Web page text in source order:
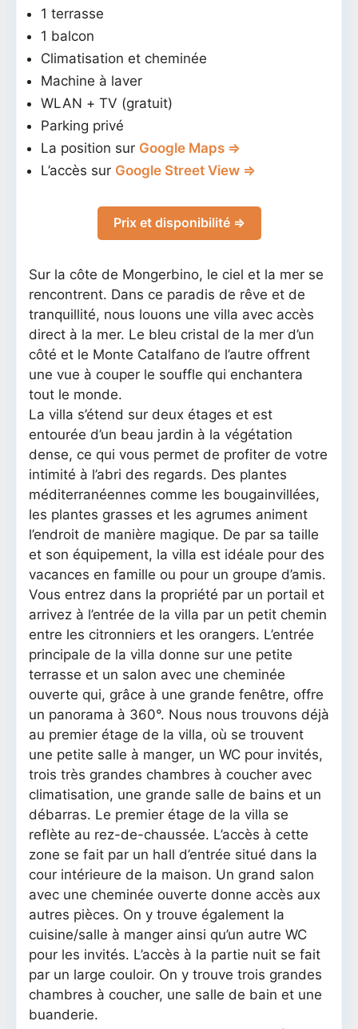
1 terrasse
1 balcon
Climatisation et cheminée
Machine à laver
WLAN + TV (gratuit)
Parking privé
La position sur Google Maps ⇒
L’accès sur Google Street View ⇒
Prix et disponibilité ⇒
Sur la côte de Mongerbino, le ciel et la mer se
rencontrent. Dans ce paradis de rêve et de
tranquillité, nous louons une villa avec accès
direct à la mer. Le bleu cristal de la mer d’un
côté et le Monte Catalfano de l’autre offrent
une vue à couper le souffle qui enchantera
tout le monde.
La villa s’étend sur deux étages et est
entourée d’un beau jardin à la végétation
dense, ce qui vous permet de profiter de votre
intimité à l’abri des regards. Des plantes
méditerranéennes comme les bougainvillées,
les plantes grasses et les agrumes animent
l’endroit de manière magique. De par sa taille
et son équipement, la villa est idéale pour des
vacances en famille ou pour un groupe d’amis.
Vous entrez dans la propriété par un portail et
arrivez à l’entrée de la villa par un petit chemin
entre les citronniers et les orangers. L’entrée
principale de la villa donne sur une petite
terrasse et un salon avec une cheminée
ouverte qui, grâce à une grande fenêtre, offre
un panorama à 360°. Nous nous trouvons déjà
au premier étage de la villa, où se trouvent
une petite salle à manger, un WC pour invités,
trois très grandes chambres à coucher avec
climatisation, une grande salle de bains et un
débarras. Le premier étage de la villa se
reflète au rez-de-chaussée. L’accès à cette
zone se fait par un hall d’entrée situé dans la
cour intérieure de la maison. Un grand salon
avec une cheminée ouverte donne accès aux
autres pièces. On y trouve également la
cuisine/salle à manger ainsi qu’un autre WC
pour les invités. L’accès à la partie nuit se fait
par un large couloir. On y trouve trois grandes
chambres à coucher, une salle de bain et une
buanderie.